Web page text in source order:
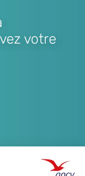
votre